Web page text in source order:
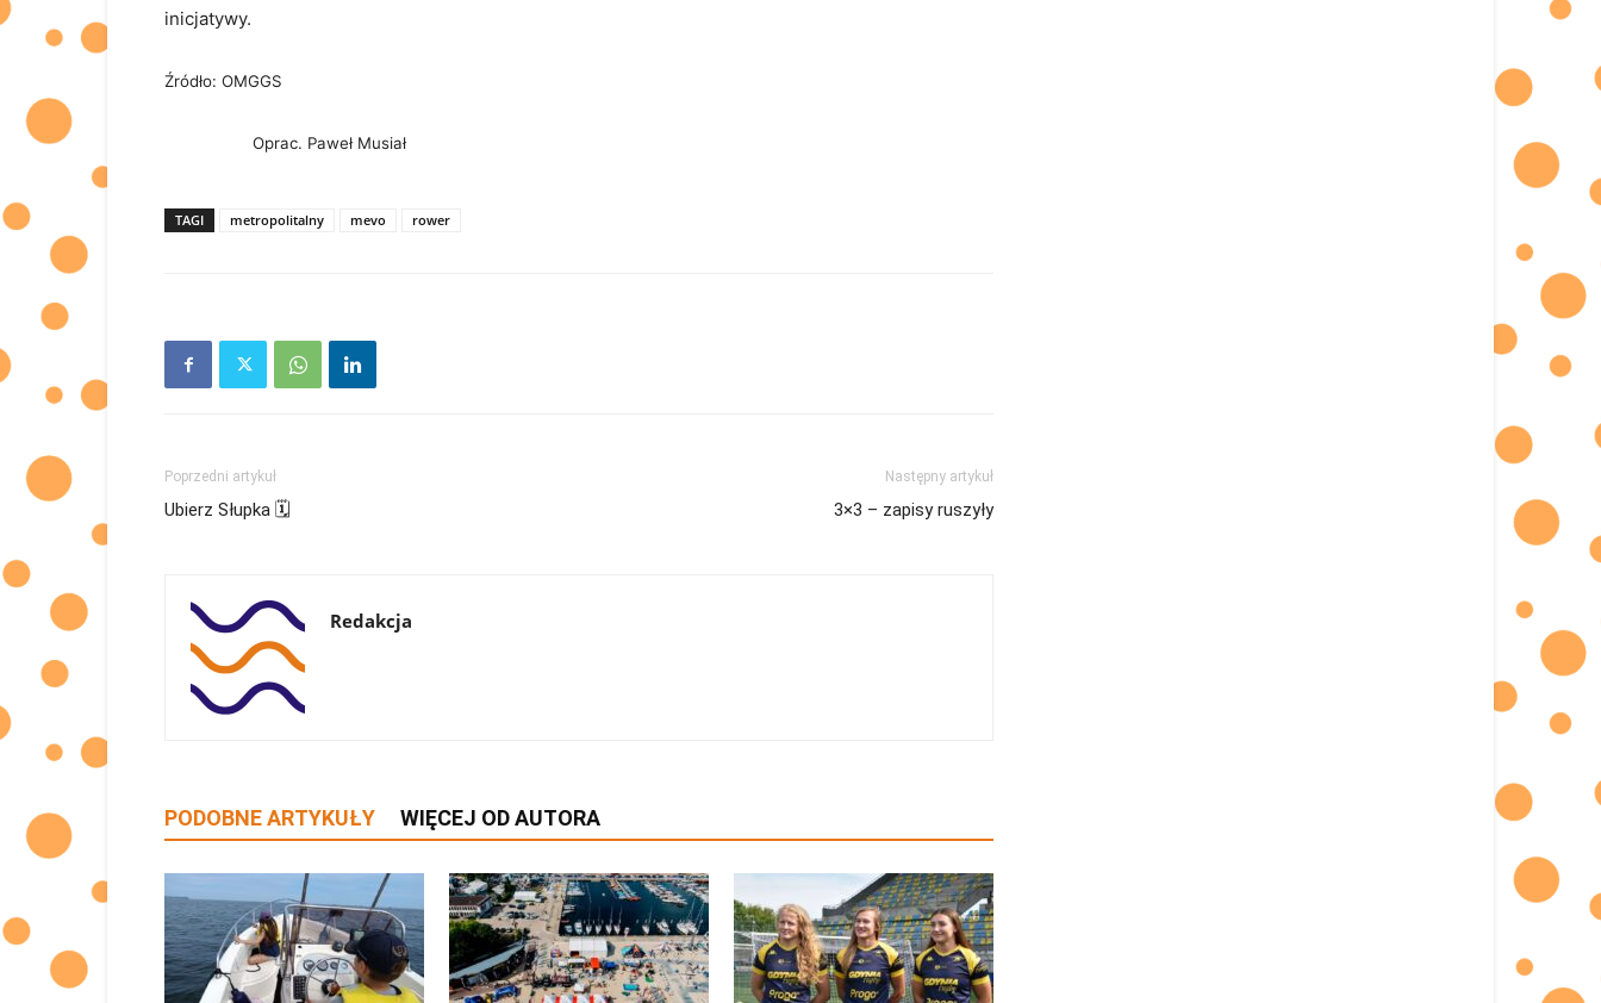
inicjatywy.
Źródło: OMGGS
Oprac. Paweł Musiał
TAGI metropolitalny mevo rower
Poprzedni artykuł
Ubierz Słupka 🗓
Następny artykuł
3×3 – zapisy ruszyły
Redakcja
PODOBNE ARTYKUŁY WIĘCEJ OD AUTORA